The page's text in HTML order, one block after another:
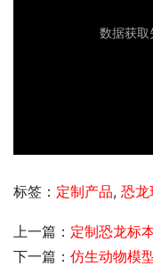
标签： 定制产品, 恐龙
上一篇： 定制恐龙标
下一篇： 仿生动物模